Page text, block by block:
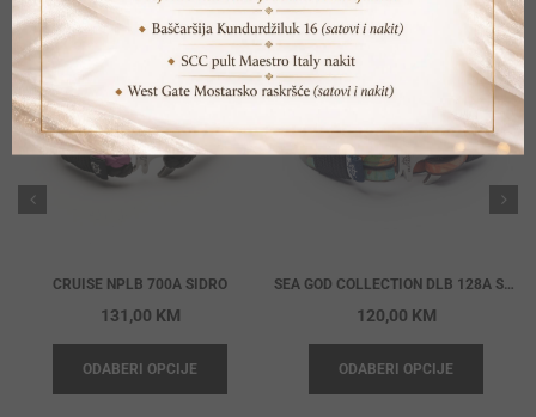
CRUISE NPLB 700A SIDRO
131,00 KM
ODABERI OPCIJE
SEA GOD COLLECTION DLB 128A SIDRO
120,00 KM
ODABERI OPCIJE